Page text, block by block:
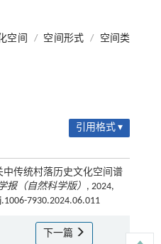
空间 / 空间形式 /
空间类
引用格式 ▾
中传统村落历史文化空间谱
报（自然科学版） , 2024,
7930.2024.06.011
下一篇